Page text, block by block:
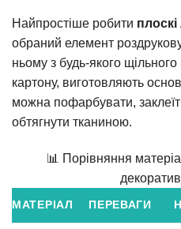
Найпростіше робити плоскі
обраний елемент
ньому з будь-якого
картону, виготовляють
можна пофарбувати,
обтягнути тканиною.
📊 Порівняння
МАТЕРІАЛ ПЕРЕВАГИ